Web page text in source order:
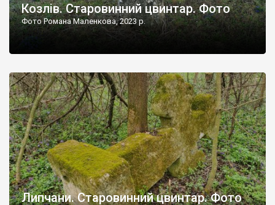
Козлів. Старовинний цвинтар. Фото
Фото Романа Маленкова, 2023 р.
Липчани. Старовинний цвинтар. Фото